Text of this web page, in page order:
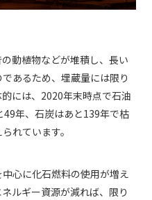
動植物などが堆積し、長い
あるため、埋蔵量には限り
には、2020年末時点で石油
年、石炭はあと139年で枯
れています。
心に化石燃料の使用が増え
ルギー資源が減れば、限り